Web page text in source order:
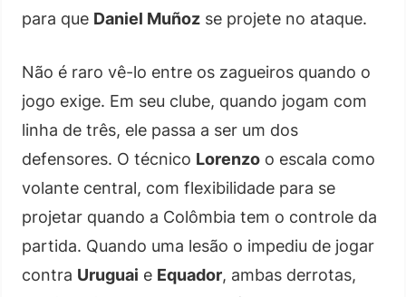
para que Daniel Muñoz se projete no ataque.
Não é raro vê-lo entre os zagueiros quando o
jogo exige. Em seu clube, quando jogam com
linha de três, ele passa a ser um dos
defensores. O técnico Lorenzo o escala como
volante central, com flexibilidade para se
projetar quando a Colômbia tem o controle da
partida. Quando uma lesão o impediu de jogar
contra Uruguai e Equador, ambas derrotas,